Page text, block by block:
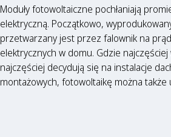
Moduły fotowoltaiczne pochłaniają
elektryczną. Początkowo,
przetwarzany jest przez falownik na
elektrycznych w domu. Gdzie
najczęściej decydują się na instalacje
montażowych, fotowoltaikę można także